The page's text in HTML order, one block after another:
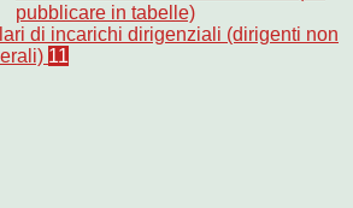
pubblicare in tabelle)
di incarichi dirigenziali (dirigenti non
11